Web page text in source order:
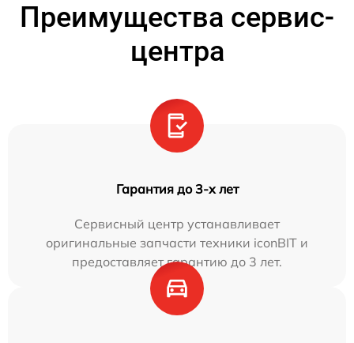
Преимущества сервис-
центра
Гарантия до 3-х лет
Сервисный центр устанавливает
оригинальные запчасти техники iconBIT и
предоставляет гарантию до 3 лет.